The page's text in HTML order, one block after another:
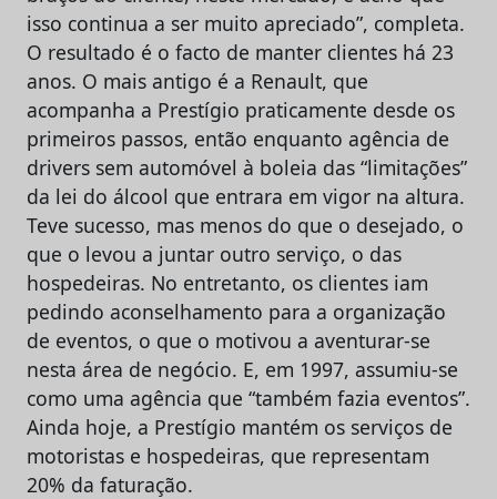
isso continua a ser muito apreciado”, completa.
O resultado é o facto de manter clientes há 23
anos. O mais antigo é a Renault, que
acompanha a Prestígio praticamente desde os
primeiros passos, então enquanto agência de
drivers sem automóvel à boleia das “limitações”
da lei do álcool que entrara em vigor na altura.
Teve sucesso, mas menos do que o desejado, o
que o levou a juntar outro serviço, o das
hospedeiras. No entretanto, os clientes iam
pedindo aconselhamento para a organização
de eventos, o que o motivou a aventurar-se
nesta área de negócio. E, em 1997, assumiu-se
como uma agência que “também fazia eventos”.
Ainda hoje, a Prestígio mantém os serviços de
motoristas e hospedeiras, que representam
20% da faturação.